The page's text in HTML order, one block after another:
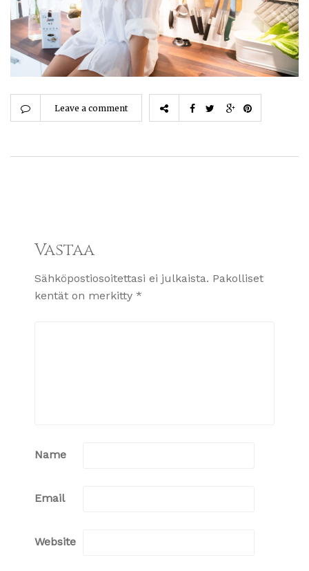
Leave a comment
Vastaa
Sähköpostiosoitettasi ei julkaista. Pakolliset
kentät on merkitty *
Name
Email
Website